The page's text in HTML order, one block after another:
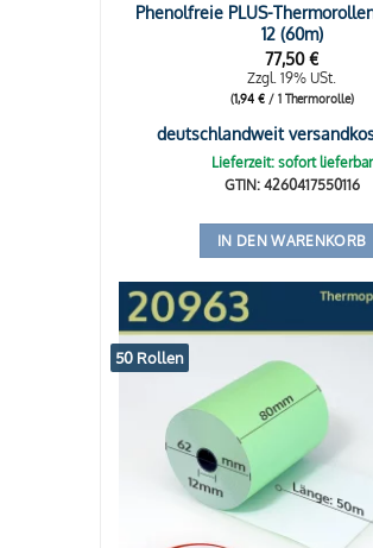
Phenolfreie PLUS-
12 (60m)
77,50€
Zzgl. 19% USt.
(1,94 €/ 1 Thermorolle)
deutschlandweit
Lieferzeit: sofort lieferbar
GTIN: 4260417550116
IN DEN WARENKORB
50 Rollen